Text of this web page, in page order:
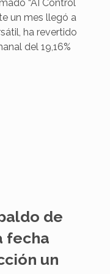
núcleo de una
“AI Control
un mes llegó a
ha revertido
del 19,16%
de
fecha